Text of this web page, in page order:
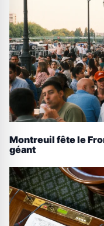
Montreuil fête le
géant